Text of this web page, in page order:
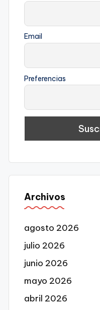
Email
Preferencias
Archivos
agosto 2026
julio 2026
junio 2026
mayo 2026
abril 2026